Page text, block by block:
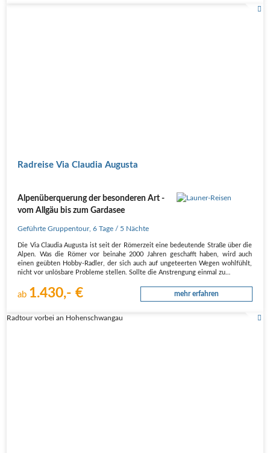
Radreise Via Claudia Augusta
Alpenüberquerung der besonderen Art -
vom Allgäu bis zum Gardasee
Geführte Gruppentour,6 Tage / 5 Nächte
Die Via Claudia Augusta ist seit der Römerzeit eine bedeutende Straße über die
Alpen. Was die Römer vor beinahe 2000 Jahren geschafft haben, wird auch
einen geübten Hobby-Radler, der sich auch auf ungeteerten Wegen wohlfühlt,
nicht vor unlösbare Probleme stellen. Sollte die Anstrengung einmal zu…
ab 1.430,- € mehr erfahren
Radtour vorbei an Hohenschwangau